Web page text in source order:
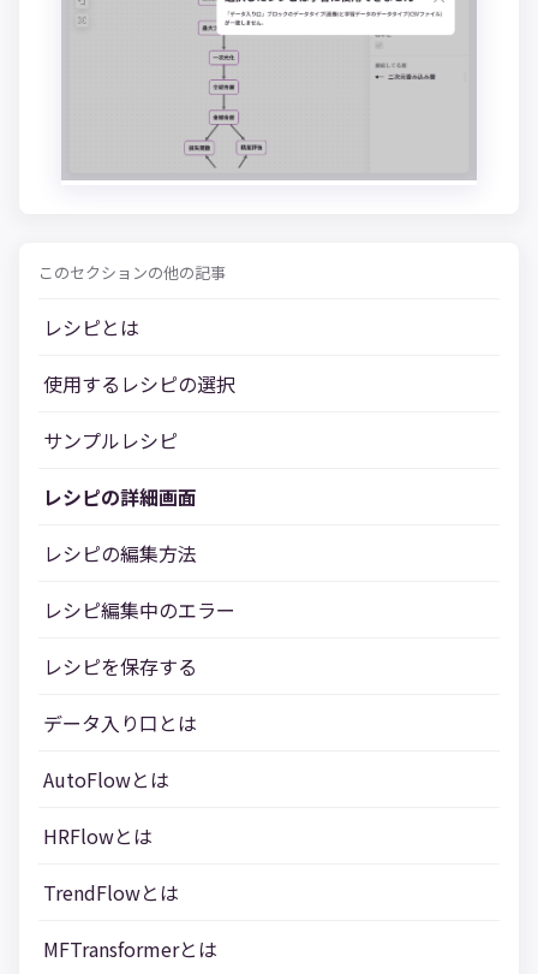
このセクションの他の記事
レシピとは
使用するレシピの選択
サンプルレシピ
レシピの詳細画面
レシピの編集方法
レシピ編集中のエラー
レシピを保存する
データ入り口とは
AutoFlowとは
HRFlowとは
TrendFlowとは
MFTransformerとは